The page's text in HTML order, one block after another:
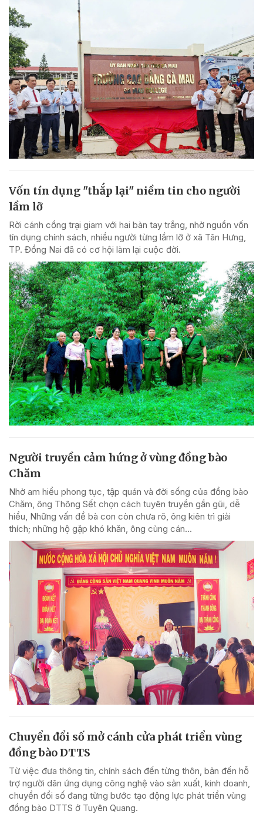
Vốn tín dụng "thắp lại" niềm tin cho người
lầm lỡ
Rời cánh cổng trại giam với hai bàn tay trắng, nhờ nguồn vốn
tín dụng chính sách, nhiều người từng lầm lỡ ở xã Tân Hưng,
TP. Đồng Nai đã có cơ hội làm lại cuộc đời.
Người truyền cảm hứng ở vùng đồng bào
Chăm
Nhờ am hiểu phong tục, tập quán và đời sống của đồng bào
Chăm, ông Thông Sết chọn cách tuyên truyền gần gũi, dễ
hiểu, Những vấn đề bà con còn chưa rõ, ông kiên trì giải
thích; những hộ gặp khó khăn, ông cùng cán...
Chuyển đổi số mở cánh cửa phát triển vùng
đồng bào DTTS
Từ việc đưa thông tin, chính sách đến từng thôn, bản đến hỗ
trợ người dân ứng dụng công nghệ vào sản xuất, kinh doanh,
chuyển đổi số đang từng bước tạo động lực phát triển vùng
đồng bào DTTS ở Tuyên Quang.